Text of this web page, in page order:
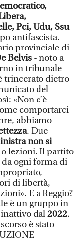
Pci, Udu, Ssu
antifascista.
provinciale di
Belvis - noto a
in tribunale
trincerato dietro
del
«Non c’è
comportarci
abbiamo
. Due
non si
lezioni. Il partito
ogni forma di
di libertà,
E a Reggio?
è un gruppo in
inattivo dal2022.
è stato